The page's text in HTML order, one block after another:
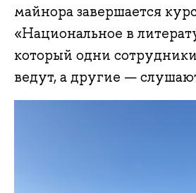
майнора завершается
«Национальное в
который одни
ведут, а другие —